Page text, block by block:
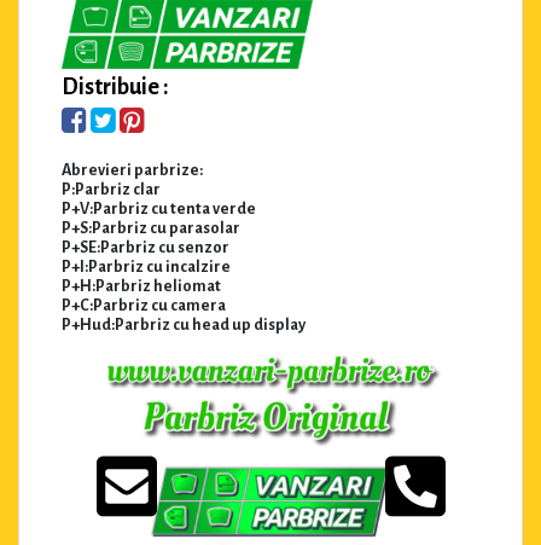
Distribuie :
Abrevieri parbrize:
P:Parbriz clar
P+V:Parbriz cu tenta verde
P+S:Parbriz cu parasolar
P+SE:Parbriz cu senzor
P+I:Parbriz cu incalzire
P+H:Parbriz heliomat
P+C:Parbriz cu camera
P+Hud:Parbriz cu head up display